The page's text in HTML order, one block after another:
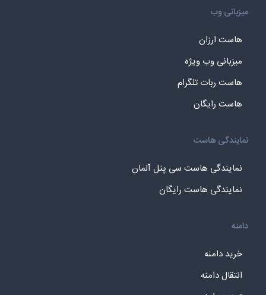
میزبانی وب
هاست ارزان
میزبانی وب ویژه
هاست ربات تلگرام
هاست رایگان
نمایندگی هاست
نمایندگی هاست سی پنل آلمان
نمایندگی هاست رایگان
دامنه
خرید دامنه
انتقال دامنه